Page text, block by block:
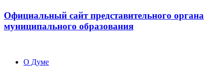
Официальный сайт представительного органа
муниципального образования
О Думе